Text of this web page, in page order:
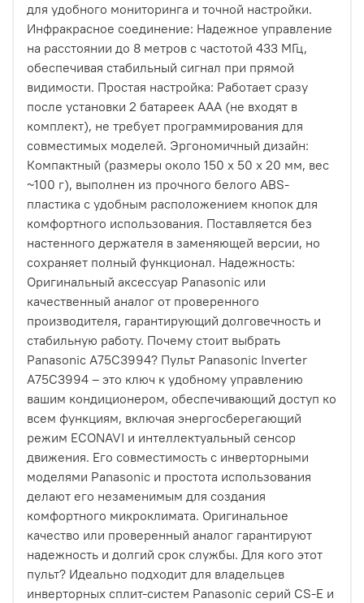
для удобного мониторинга и точной настройки.
Инфракрасное соединение: Надежное управление
на расстоянии до 8 метров с частотой 433 МГц,
обеспечивая стабильный сигнал при прямой
видимости. Простая настройка: Работает сразу
после установки 2 батареек AAA (не входят в
комплект), не требует программирования для
совместимых моделей. Эргономичный дизайн:
Компактный (размеры около 150 x 50 x 20 мм, вес
~100 г), выполнен из прочного белого ABS-
пластика с удобным расположением кнопок для
комфортного использования. Поставляется без
настенного держателя в заменяющей версии, но
сохраняет полный функционал. Надежность:
Оригинальный аксессуар Panasonic или
качественный аналог от проверенного
производителя, гарантирующий долговечность и
стабильную работу. Почему стоит выбрать
Panasonic A75C3994? Пульт Panasonic Inverter
A75C3994 – это ключ к удобному управлению
вашим кондиционером, обеспечивающий доступ ко
всем функциям, включая энергосберегающий
режим ECONAVI и интеллектуальный сенсор
движения. Его совместимость с инверторными
моделями Panasonic и простота использования
делают его незаменимым для создания
комфортного микроклимата. Оригинальное
качество или проверенный аналог гарантируют
надежность и долгий срок службы. Для кого этот
пульт? Идеально подходит для владельцев
инверторных сплит-систем Panasonic серий CS-E и